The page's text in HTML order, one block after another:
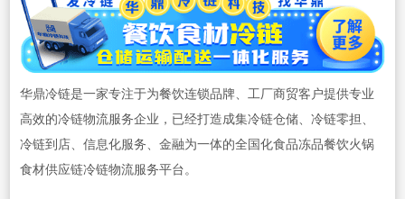
华鼎冷链是一家专注于为餐饮连锁品牌、工厂商贸客户提供专业
高效的冷链物流服务企业，已经打造成集冷链仓储、冷链零担、
冷链到店、信息化服务、金融为一体的全国化食品冻品餐饮火锅
食材供应链冷链物流服务平台。